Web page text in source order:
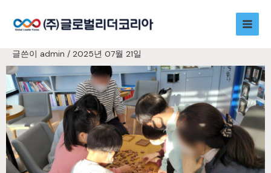
너
기
Main
글쓴이 admin / 2025년 07월 21일